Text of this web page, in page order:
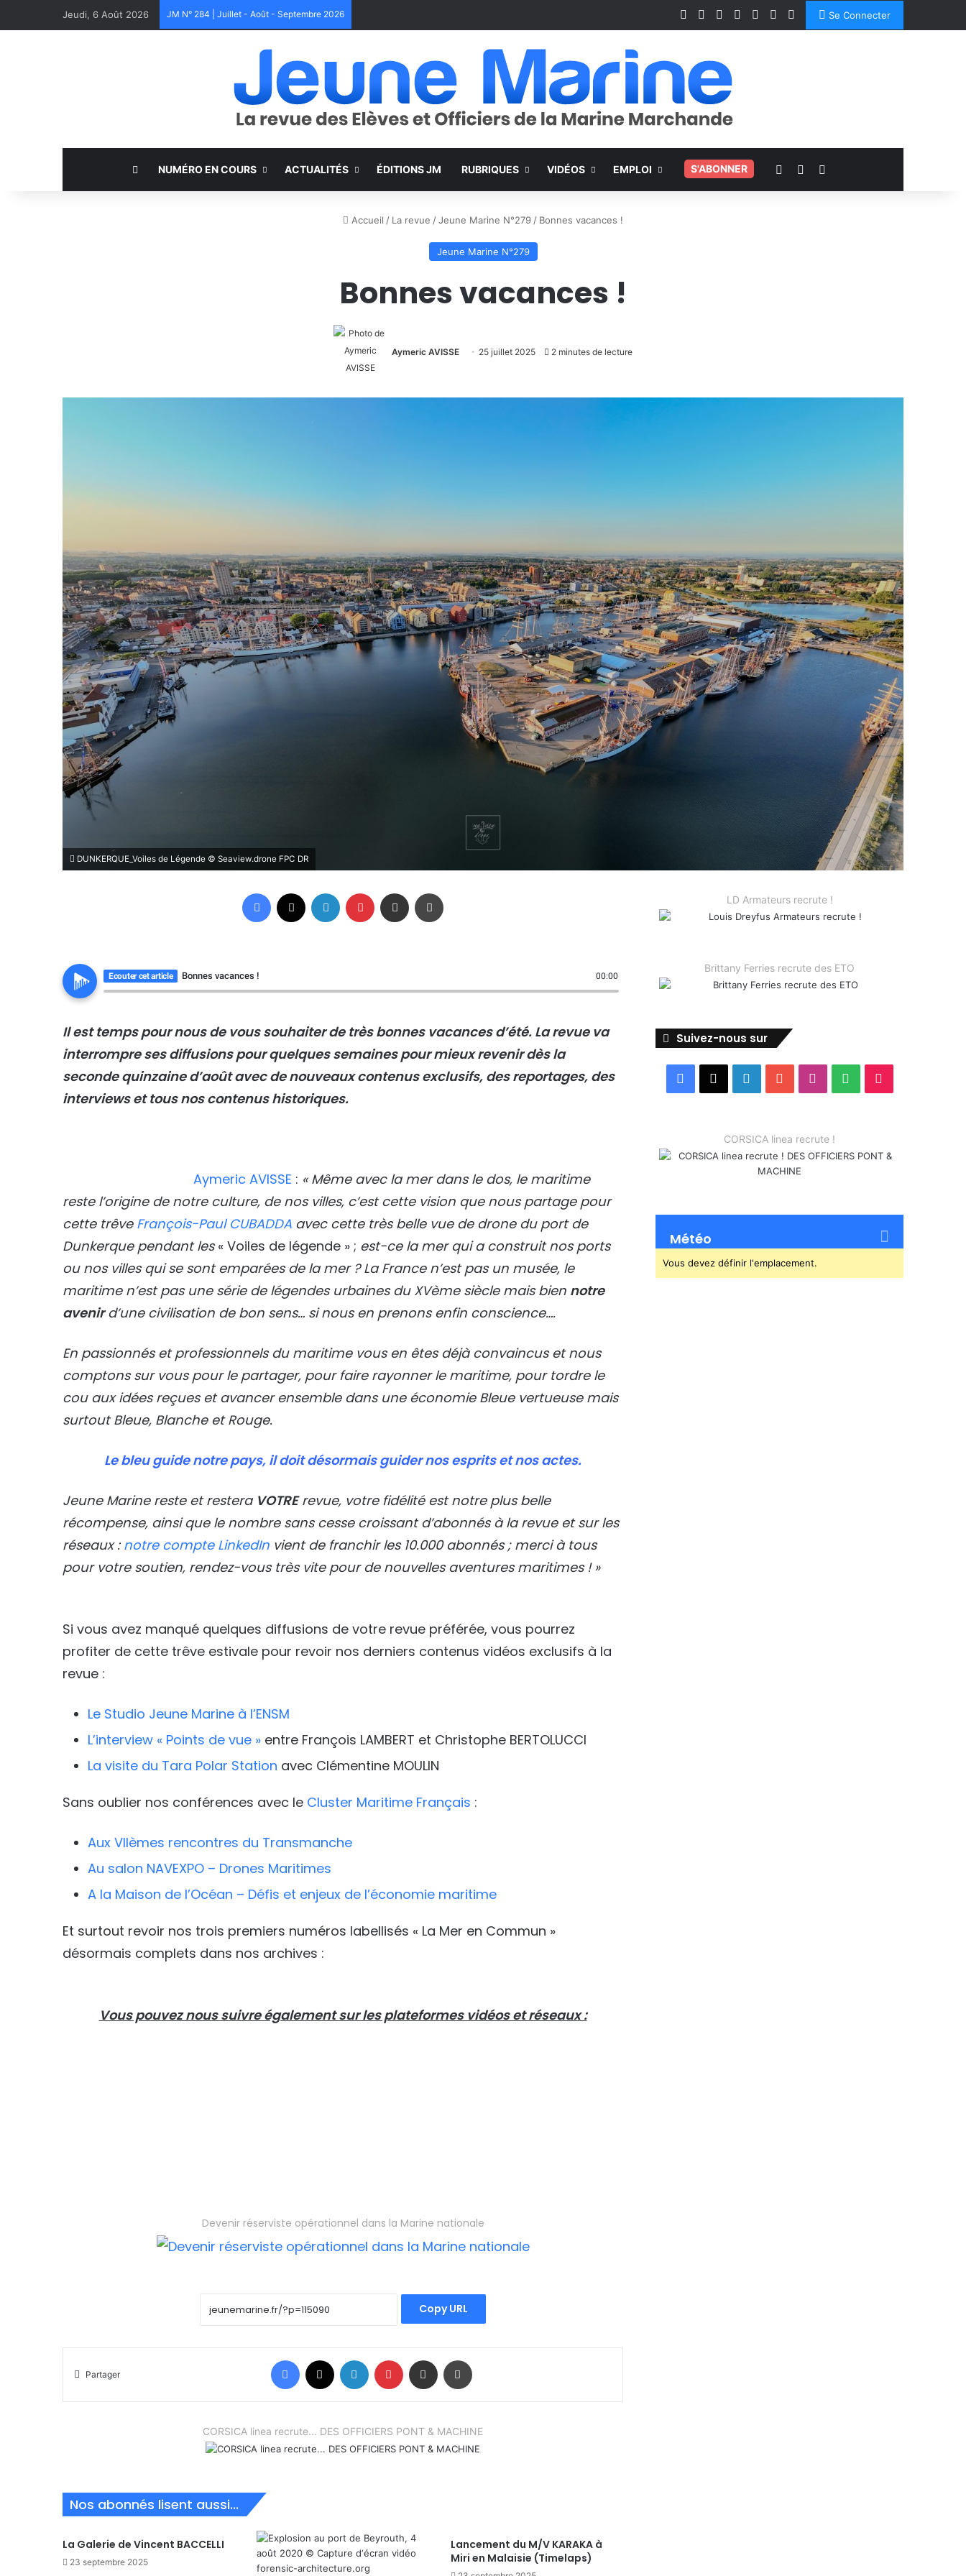
Jeudi, 6 Août 2026 JM N° 284 | Juillet - Août - Septembre 2026 FacebookLinkedinYouTubeInstagram
SpotifyTikTokSe Connecter
NUMÉRO EN COURS ACTUALITÉS ÉDITIONS JM RUBRIQUES VIDÉOS EMPLOI S'ABONNER Voir votre panier
Switch skin
Accueil / La revue /Jeune Marine N°279 / Bonnes vacances !
Jeune Marine N°279
Bonnes vacances !
Aymeric AVISSE 25 juillet 2025 2 minutes de lecture
DUNKERQUE_Voiles de Légende © Seaview.drone FPC DR
Facebook Linkedin Pinterest Partager par email
Ecouter cet article Bonnes vacances ! 00:00
Il est temps pour nous de vous souhaiter de très bonnes vacances d’été. La revue va
interrompre ses diffusions pour quelques semaines pour mieux revenir dès la
seconde quinzaine d’août avec de nouveaux contenus exclusifs, des reportages, des
interviews et tous nos contenus historiques.
Aymeric AVISSE : «Même avec la mer dans le dos, le maritime
reste l’origine de notre culture, de nos villes, c’est cette vision que nous partage pour
cette trêve François-Paul CUBADDA avec cette très belle vue de drone du port de
Dunkerque pendant les« Voiles de légende » ; est-ce la mer qui a construit nos ports
ou nos villes qui se sont emparées de la mer ? La France n’est pas un musée, le
maritime n’est pas une série de légendes urbaines du XVème siècle mais bien notre
avenird’une civilisation de bon sens… si nous en prenons enfin conscience….
En passionnés et professionnels du maritime vous en êtes déjà convaincus et nous
comptons sur vous pour le partager, pour faire rayonner le maritime, pour tordre le
cou aux idées reçues et avancer ensemble dans une économie Bleue vertueuse mais
surtout Bleue, Blanche et Rouge.
Le bleu guide notre pays, il doit désormais guider nos esprits et nos actes.
Jeune Marine reste et restera VOTRErevue, votre fidélité est notre plus belle
récompense, ainsi que le nombre sans cesse croissant d’abonnés à la revue et sur les
réseaux : notre compte LinkedIn vient de franchir les 10.000 abonnés ; merci à tous
pour votre soutien, rendez-vous très vite pour de nouvelles aventures maritimes ! »
Si vous avez manqué quelques diffusions de votre revue préférée, vous pourrez
profiter de cette trêve estivale pour revoir nos derniers contenus vidéos exclusifs à la
revue :
Le Studio Jeune Marine à l’ENSM
L’interview « Points de vue » entre François LAMBERT et Christophe BERTOLUCCI
La visite du Tara Polar Station avec Clémentine MOULIN
Sans oublier nos conférences avec le Cluster Maritime Français :
Aux VIIèmes rencontres du Transmanche
Au salon NAVEXPO – Drones Maritimes
A la Maison de l’Océan – Défis et enjeux de l’économie maritime
Et surtout revoir nos trois premiers numéros labellisés « La Mer en Commun »
désormais complets dans nos archives :
Vous pouvez nous suivre également sur les plateformes vidéos et réseaux :
Devenir réserviste opérationnel dans la Marine nationale
Copy URL
Partager
Facebook Linkedin Pinterest Partager par email
CORSICA linea recrute... DES OFFICIERS PONT & MACHINE
Nos abonnés lisent aussi...
La Galerie de Vincent BACCELLI
23 septembre 2025
Lancement du M/V KARAKA à
Miri en Malaisie (Timelaps)
LD Armateurs recrute !
Brittany Ferries recrute des ETO
Suivez-nous sur
Facebook LinkedinYouTubeInstagram
Spotify
CORSICA linea recrute !
Météo
Vous devez définir l'emplacement.